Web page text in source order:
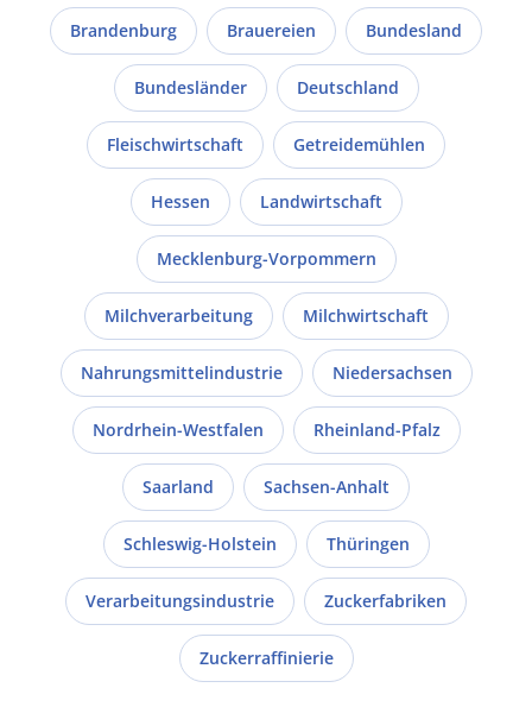
Brandenburg Brauereien Bundesland
Bundesländer Deutschland
Fleischwirtschaft Getreidemühlen
Hessen Landwirtschaft
Mecklenburg-Vorpommern
Milchverarbeitung Milchwirtschaft
Nahrungsmittelindustrie Niedersachsen
Nordrhein-Westfalen Rheinland-Pfalz
Saarland Sachsen-Anhalt
Schleswig-Holstein Thüringen
Verarbeitungsindustrie Zuckerfabriken
Zuckerraffinierie